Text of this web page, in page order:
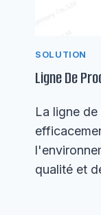
SOLUTION
Ligne De
La ligne
qualité et